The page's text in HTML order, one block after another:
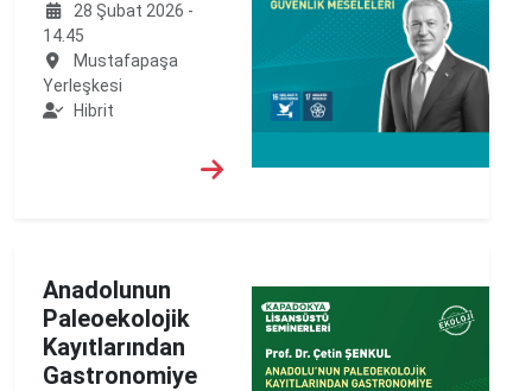
28 Şubat 2026 -
14.45
Mustafapaşa
Yerleşkesi
Hibrit
Anadolunun
Paleoekolojik
Kayıtlarından
Gastronomiye